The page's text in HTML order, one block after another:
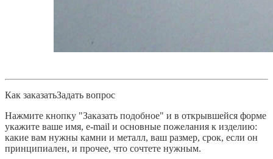
Как заказатьЗадать вопрос
Нажмите кнопку "Заказать подобное" и в открывшейся форме
укажите ваше имя, e-mail и основные пожелания к изделию:
какие вам нужны камни и металл, ваш размер, срок, если он
принципиален, и прочее, что сочтете нужным.